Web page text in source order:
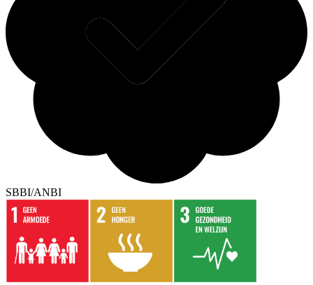
SBBI/ANBI